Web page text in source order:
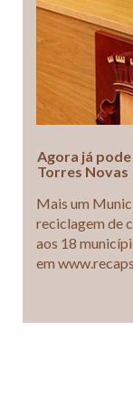
Agora já
Torres Novas
Mais um
reciclagem de
aos 18
em